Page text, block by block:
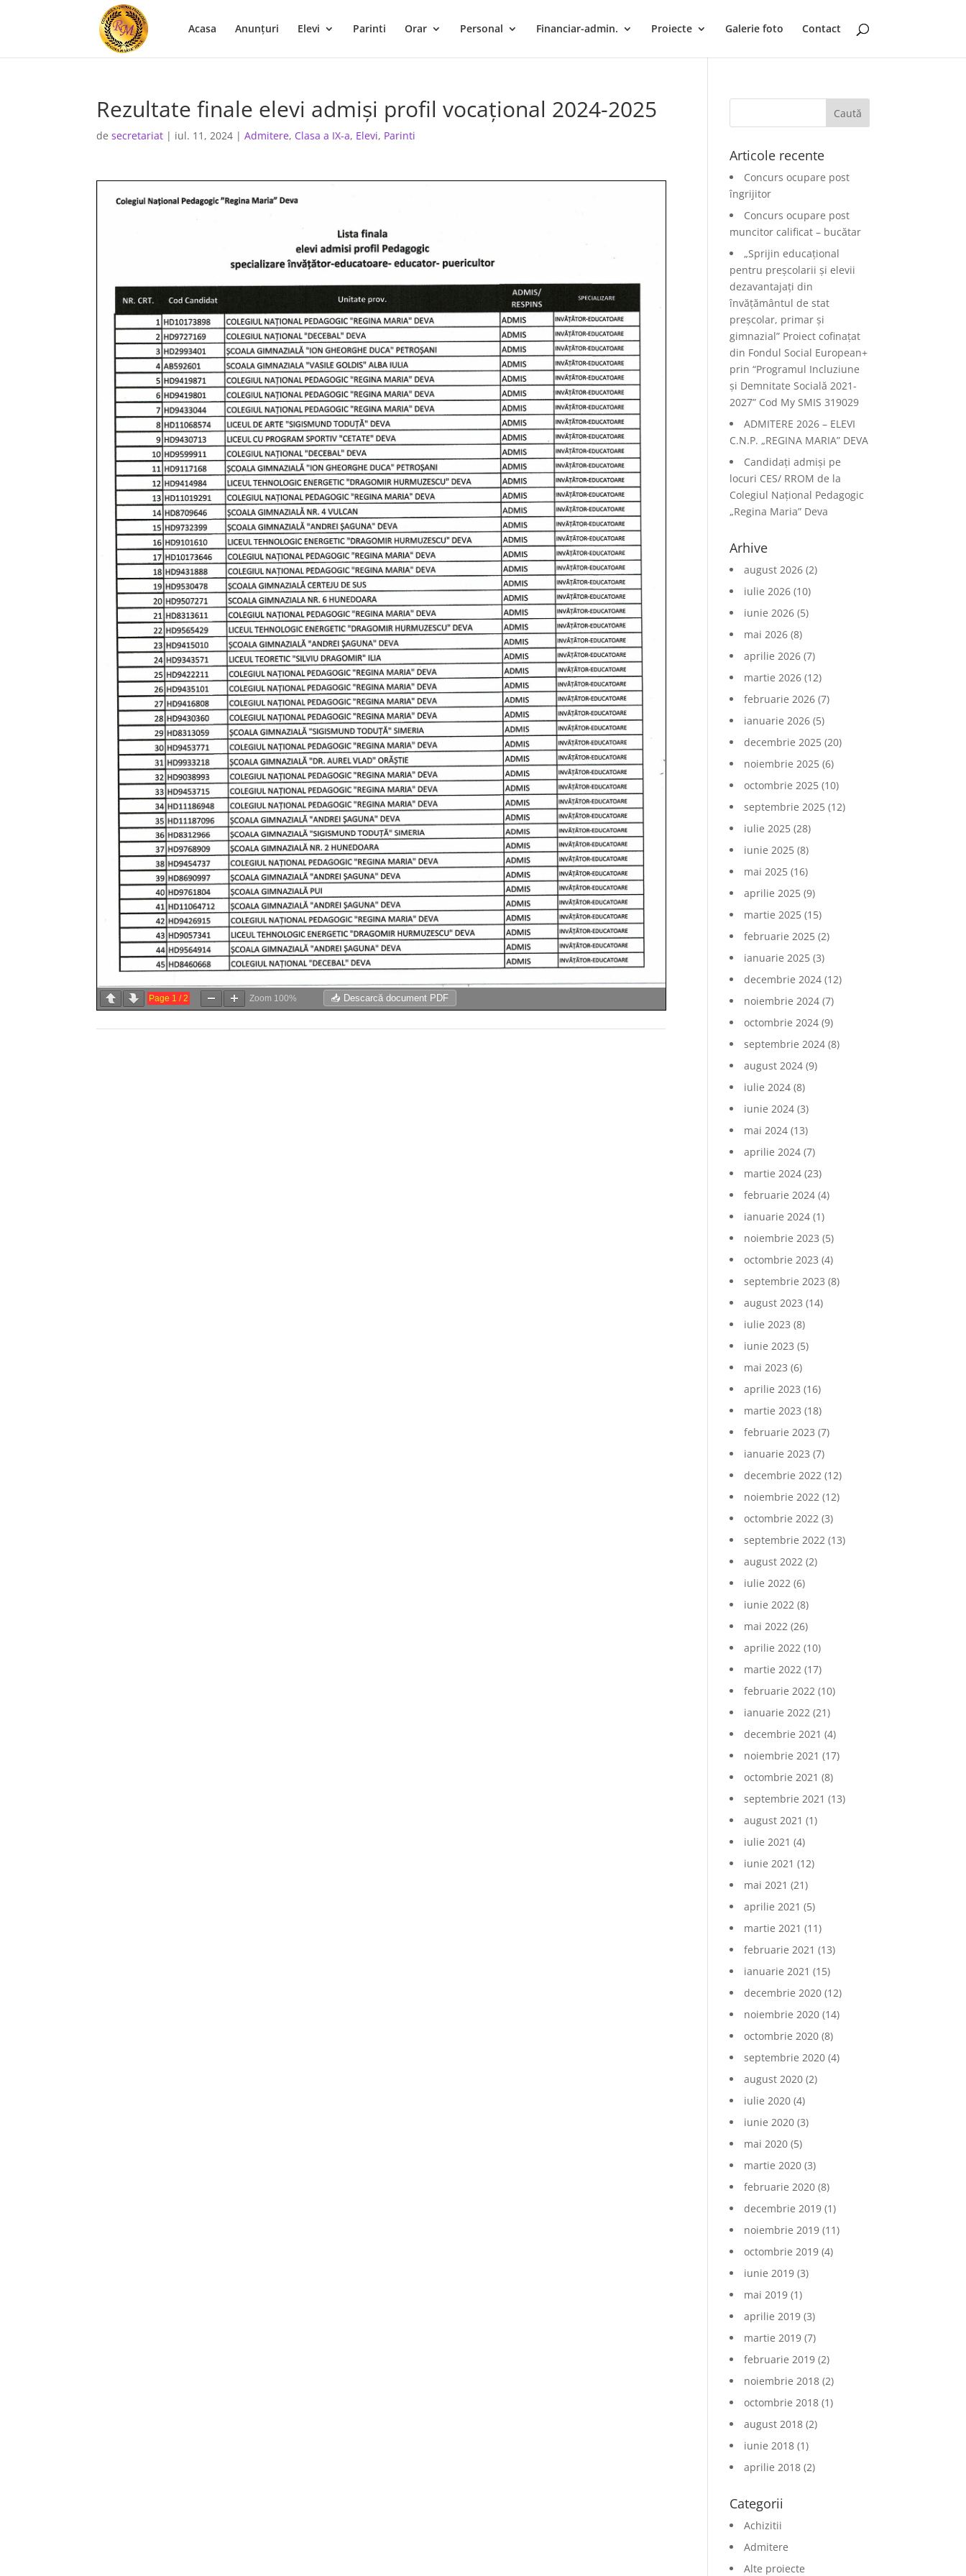
Acasa Anunţuri Elevi Parinti Orar Personal Financiar-admin. Proiecte Galerie foto Contact
Rezultate finale elevi admiși profil vocațional 2024-2025
desecretariat | iul. 11, 2024 |Admitere, Clasa a IX-a, Elevi, Parinti
Page 1 /2 Zoom 100% 📥 Descarcă document PDF
Articole recente
Concurs ocupare post
îngrijitor
Concurs ocupare post
muncitor calificat – bucătar
„Sprijin educațional
pentru preșcolarii și elevii
dezavantajați din
învățământul de stat
preșcolar, primar și
gimnazial” Proiect cofinațat
din Fondul Social European+
prin “Programul Incluziune
și Demnitate Socială 2021-
2027” Cod My SMIS 319029
ADMITERE 2026 – ELEVI
C.N.P. „REGINA MARIA” DEVA
Candidați admiși pe
locuri CES/ RROM de la
Colegiul Național Pedagogic
„Regina Maria” Deva
Arhive
august 2026 (2)
iulie 2026 (10)
iunie 2026 (5)
mai 2026 (8)
aprilie 2026 (7)
martie 2026 (12)
februarie 2026 (7)
ianuarie 2026 (5)
decembrie 2025 (20)
noiembrie 2025 (6)
octombrie 2025 (10)
septembrie 2025 (12)
iulie 2025 (28)
iunie 2025 (8)
mai 2025 (16)
aprilie 2025 (9)
martie 2025 (15)
februarie 2025 (2)
ianuarie 2025 (3)
decembrie 2024 (12)
noiembrie 2024 (7)
octombrie 2024 (9)
septembrie 2024 (8)
august 2024 (9)
iulie 2024 (8)
iunie 2024 (3)
mai 2024 (13)
aprilie 2024 (7)
martie 2024 (23)
februarie 2024 (4)
ianuarie 2024 (1)
noiembrie 2023 (5)
octombrie 2023 (4)
septembrie 2023 (8)
august 2023 (14)
iulie 2023 (8)
iunie 2023 (5)
mai 2023 (6)
aprilie 2023 (16)
martie 2023 (18)
februarie 2023 (7)
ianuarie 2023 (7)
decembrie 2022 (12)
noiembrie 2022 (12)
octombrie 2022 (3)
septembrie 2022 (13)
august 2022 (2)
iulie 2022 (6)
iunie 2022 (8)
mai 2022 (26)
aprilie 2022 (10)
martie 2022 (17)
februarie 2022 (10)
ianuarie 2022 (21)
decembrie 2021 (4)
noiembrie 2021 (17)
octombrie 2021 (8)
septembrie 2021 (13)
august 2021 (1)
iulie 2021 (4)
iunie 2021 (12)
mai 2021 (21)
aprilie 2021 (5)
martie 2021 (11)
februarie 2021 (13)
ianuarie 2021 (15)
decembrie 2020 (12)
noiembrie 2020 (14)
octombrie 2020 (8)
septembrie 2020 (4)
august 2020 (2)
iulie 2020 (4)
iunie 2020 (3)
mai 2020 (5)
martie 2020 (3)
februarie 2020 (8)
decembrie 2019 (1)
noiembrie 2019 (11)
octombrie 2019 (4)
iunie 2019 (3)
mai 2019 (1)
aprilie 2019 (3)
martie 2019 (7)
februarie 2019 (2)
noiembrie 2018 (2)
octombrie 2018 (1)
august 2018 (2)
iunie 2018 (1)
aprilie 2018 (2)
Categorii
Achizitii
Admitere
Alte proiecte